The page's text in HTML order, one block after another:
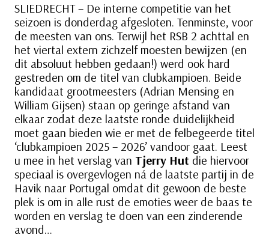
SLIEDRECHT – De interne competitie van het
seizoen is donderdag afgesloten. Tenminste, voor
de meesten van ons. Terwijl het RSB 2 achttal en
het viertal extern zichzelf moesten bewijzen (en
dit absoluut hebben gedaan!) werd ook hard
gestreden om de titel van clubkampioen. Beide
kandidaat grootmeesters (Adrian Mensing en
William Gijsen) staan op geringe afstand van
elkaar zodat deze laatste ronde duidelijkheid
moet gaan bieden wie er met de felbegeerde titel
‘clubkampioen 2025 – 2026’ vandoor gaat. Leest
u mee in het verslag van Tjerry Hut die hiervoor
speciaal is overgevlogen ná de laatste partij in de
Havik naar Portugal omdat dit gewoon de beste
plek is om in alle rust de emoties weer de baas te
worden en verslag te doen van een zinderende
avond…